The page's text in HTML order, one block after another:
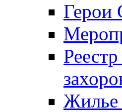
Герои
Жилье